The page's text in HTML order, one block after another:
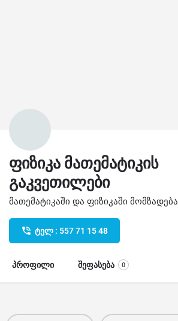
ფიზიკა მათემატიკის
გაკვეთილები
მათემატიკაში და ფიზიკაში მომზადება
ტელ : 557 71 15 48
პროფილი შეფასება 0